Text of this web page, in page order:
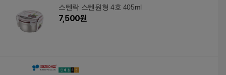
스텐락 스텐원형 4호 405ml
7,500원